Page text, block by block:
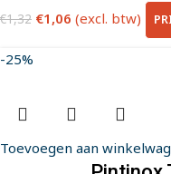
€1,32 €1,06 (excl. btw)
-25%
Toevoegen aan